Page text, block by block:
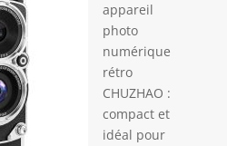
appareil
photo
numérique
rétro
CHUZHAO :
compact et
idéal pour